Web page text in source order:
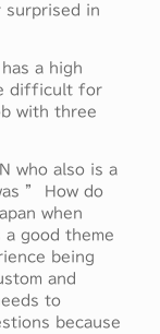
surprised in
a high
difficult for
with three
who also is a
” How do
when
good theme
being
and
to
because